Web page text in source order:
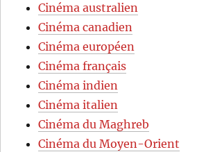
Cinéma australien
Cinéma canadien
Cinéma européen
Cinéma français
Cinéma indien
Cinéma italien
Cinéma du Maghreb
Cinéma du Moyen-Orient